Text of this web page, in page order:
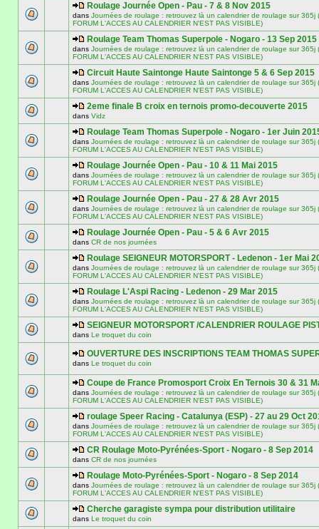
Roulage Journée Open - Pau - 7 & 8 Nov 2015
dans Journées de roulage : retrouvez là un calendrier de roulage sur 365j
FORUM L'ACCES AU CALENDRIER N'EST PAS VISIBLE)
Roulage Team Thomas Superpole - Nogaro - 13 Sep 2015
dans Journées de roulage : retrouvez là un calendrier de roulage sur 365j
FORUM L'ACCES AU CALENDRIER N'EST PAS VISIBLE)
Circuit Haute Saintonge Haute Saintonge 5 & 6 Sep 2015
dans Journées de roulage : retrouvez là un calendrier de roulage sur 365j
FORUM L'ACCES AU CALENDRIER N'EST PAS VISIBLE)
2eme finale B croix en ternois promo-decouverte 2015
dans Vidz
Roulage Team Thomas Superpole - Nogaro - 1er Juin
dans Journées de roulage : retrouvez là un calendrier de roulage sur 365j
FORUM L'ACCES AU CALENDRIER N'EST PAS VISIBLE)
Roulage Journée Open - Pau - 10 & 11 Mai 2015
dans Journées de roulage : retrouvez là un calendrier de roulage sur 365j
FORUM L'ACCES AU CALENDRIER N'EST PAS VISIBLE)
Roulage Journée Open - Pau - 27 & 28 Avr 2015
dans Journées de roulage : retrouvez là un calendrier de roulage sur 365j
FORUM L'ACCES AU CALENDRIER N'EST PAS VISIBLE)
Roulage Journée Open - Pau - 5 & 6 Avr 2015
dans CR de nos journées
Roulage SEIGNEUR MOTORSPORT - Ledenon - 1er Mai
dans Journées de roulage : retrouvez là un calendrier de roulage sur 365j
FORUM L'ACCES AU CALENDRIER N'EST PAS VISIBLE)
Roulage L'Aspi Racing - Ledenon - 29 Mar 2015
dans Journées de roulage : retrouvez là un calendrier de roulage sur 365j
FORUM L'ACCES AU CALENDRIER N'EST PAS VISIBLE)
SEIGNEUR MOTORSPORT /CALENDRIER ROULAGE
dans Le troquet du coin
OUVERTURE DES INSCRIPTIONS TEAM THOMAS
dans Le troquet du coin
Coupe de France Promosport Croix En Ternois 30 & 31
dans Journées de roulage : retrouvez là un calendrier de roulage sur 365j
FORUM L'ACCES AU CALENDRIER N'EST PAS VISIBLE)
roulage Speer Racing - Catalunya (ESP) - 27 au 29 Oct
dans Journées de roulage : retrouvez là un calendrier de roulage sur 365j
FORUM L'ACCES AU CALENDRIER N'EST PAS VISIBLE)
CR Roulage Moto-Pyrénées-Sport - Nogaro - 8 Sep 2014
dans CR de nos journées
Roulage Moto-Pyrénées-Sport - Nogaro - 8 Sep 2014
dans Journées de roulage : retrouvez là un calendrier de roulage sur 365j
FORUM L'ACCES AU CALENDRIER N'EST PAS VISIBLE)
Cherche garagiste sympa pour distribution utilitaire
dans Le troquet du coin